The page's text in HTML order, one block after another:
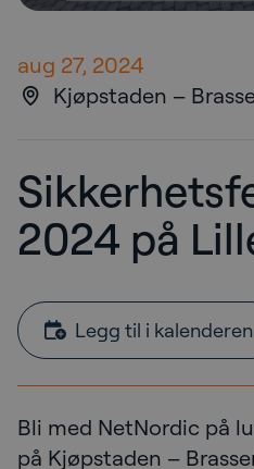
aug 27, 2024
Kjøpstaden –
2024 på
Legg til i kalenderen
Bli med NetNordic på
på Kjøpstaden –